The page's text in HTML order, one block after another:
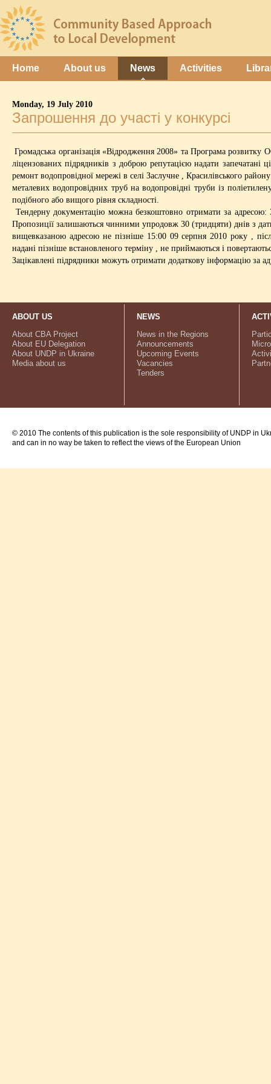
Home About us News Activities
Monday, 19 July 2010
Запрошення до участі у конкурсі
Громадська організація «Відродження 2008» та Програма
ліцензованих підрядників з доброю репутацією надати
ремонт водопровідної мережі в селі Заслучне , Красилівського
металевих водопровідних труб на водопровідні труби із
подібного або вищого рівня складності.
Тендерну документацію можна безкоштовно отримати за
Пропозиції залишаються чинними упродовж 30 (тридцяти) днів з
вищевказаною адресою не пізніше 15:00 09 серпня 2010 року ,
надані пізніше встановленого терміну , не приймаються і
Зацікавлені підрядники можуть отримати додаткову інформацію
ABOUT US
About CBA Project
About EU Delegation
About UNDP in Ukraine
Media about us
NEWS
News in the Regions
Announcements
Upcoming Events
Vacancies
Tenders
© 2010 The contents of this publication is the sole responsibility of UNDP in
and can in no way be taken to reflect the views of the European Union